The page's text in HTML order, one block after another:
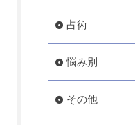
占術
悩み別
その他